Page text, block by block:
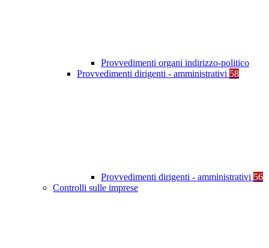
Provvedimenti organi indirizzo-politico
Provvedimenti dirigenti - amministrativi 58
Provvedimenti dirigenti - amministrativi 56
Controlli sulle imprese